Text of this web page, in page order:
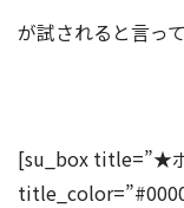
が試されると言っ
[su_box title=”★